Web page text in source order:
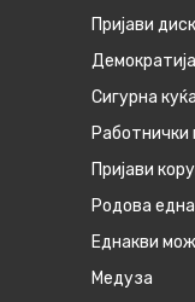
Пријави
Демократија
Сигурна куќа
Работнички
Пријави
Родова
Eднакви
Медуза